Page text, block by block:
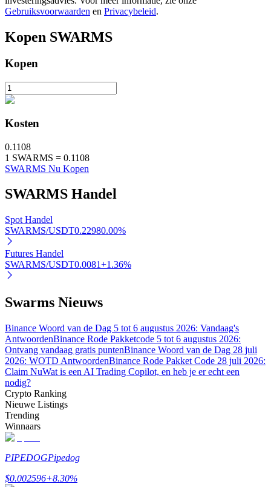
Leer staken
Meer informatie over het verdienen van passief inkomen
Bitrue-partners
Gebruiksvoorwaarden en Privacybeleid.
Kopen SWARMS
Kopen
Kosten
0.1108
1 SWARMS = 0.1108
SWARMS Nu Kopen
SWARMS Handel
Spot Handel
SWARMS/USDT0.22980.00%
Futures Handel
SWARMS/USDT0.0081+1.36%
Swarms Nieuws
Binance Woord van de Dag 5 tot 6 augustus 2026: Vandaag's
AntwoordenBinance Rode Pakketcode 5 tot 6 augustus 2026:
Ontvang vandaag gratis puntenBinance Woord van de Dag 28 juli
2026: WOTD AntwoordenBinance Rode Pakket Code 28 juli 2026:
Claim NuWat is een AI Trading Copilot, en heb je er echt een
nodig?
Crypto Ranking
Nieuwe Listings
Trending
Winnaars
PIPEDOGPipedog
$0.002596+8.30%